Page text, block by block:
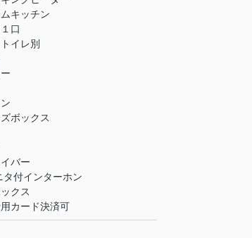
キッチン
口
イレ別
ボックス
バー
タ付インターホン
クス
カード決済可